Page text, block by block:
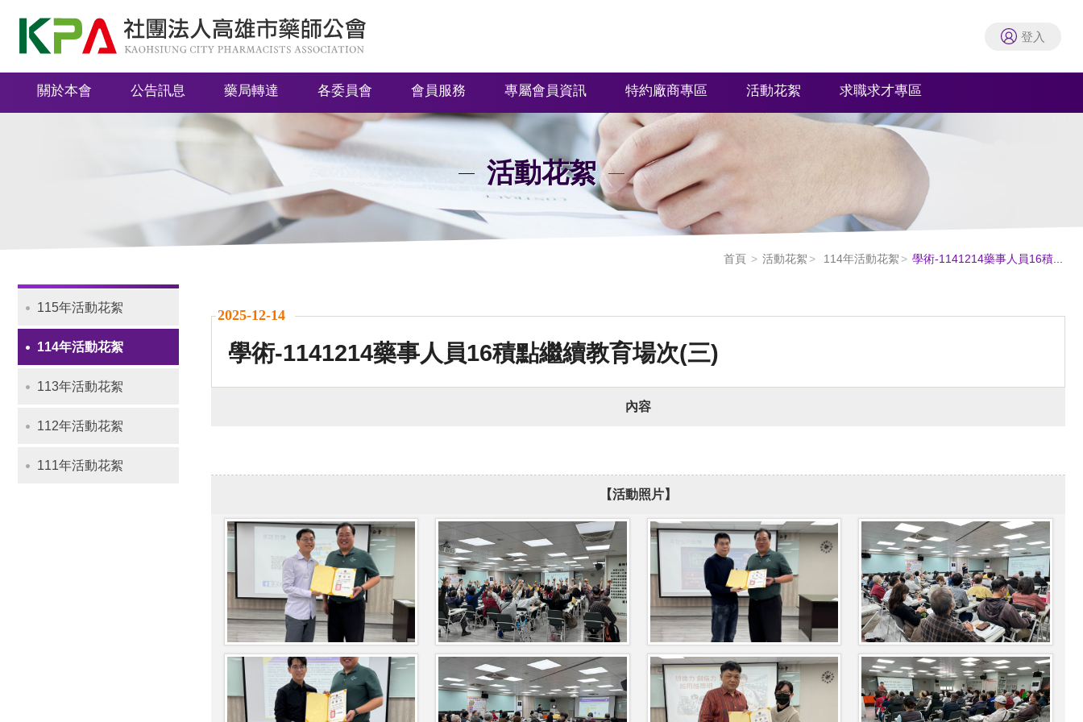
社
團
法
人
會
Navigation
關於本會 公告訊息 藥局轉達 各委員會 會員服務 專屬會員資訊 特約廠商專區 活動花絮 求職求才專區
登入
活動花絮
首頁 活動花絮 114年活動花絮 學術-1141214藥事人員16積...
2025-12-14
學術-1141214藥事人員16積點繼續教育場次(三)
內容
【活動照片】
115年活動花絮
114年活動花絮
113年活動花絮
112年活動花絮
111年活動花絮